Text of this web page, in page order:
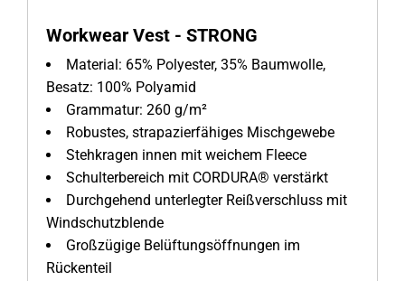
Workwear Vest - STRONG
Material: 65% Polyester, 35% Baumwolle,
Besatz: 100% Polyamid
Grammatur: 260 g/m²
Robustes, strapazierfähiges Mischgewebe
Stehkragen innen mit weichem Fleece
Schulterbereich mit CORDURA® verstärkt
Durchgehend unterlegter Reißverschluss mit
Windschutzblende
Großzügige Belüftungsöffnungen im
Rückenteil